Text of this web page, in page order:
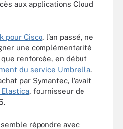
aux applications Cloud
pour Cisco, l’an passé, ne
une complémentarité
que renforcée, en début
du service Umbrella.
par Symantec, l’avait
Elastica, fournisseur de
répondre avec